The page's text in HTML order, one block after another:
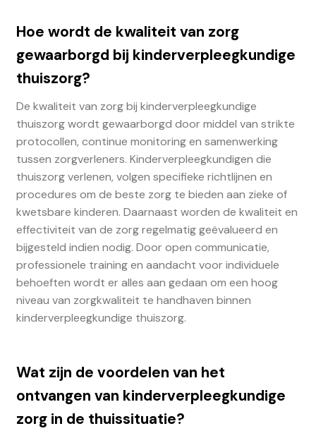
Hoe wordt de kwaliteit van zorg
gewaarborgd bij kinderverpleegkundige
thuiszorg?
De kwaliteit van zorg bij kinderverpleegkundige
thuiszorg wordt gewaarborgd door middel van strikte
protocollen, continue monitoring en samenwerking
tussen zorgverleners. Kinderverpleegkundigen die
thuiszorg verlenen, volgen specifieke richtlijnen en
procedures om de beste zorg te bieden aan zieke of
kwetsbare kinderen. Daarnaast worden de kwaliteit en
effectiviteit van de zorg regelmatig geëvalueerd en
bijgesteld indien nodig. Door open communicatie,
professionele training en aandacht voor individuele
behoeften wordt er alles aan gedaan om een hoog
niveau van zorgkwaliteit te handhaven binnen
kinderverpleegkundige thuiszorg.
Wat zijn de voordelen van het
ontvangen van kinderverpleegkundige
zorg in de thuissituatie?